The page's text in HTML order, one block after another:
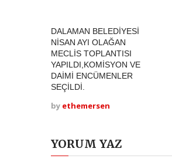
DALAMAN BELEDİYESİ
NİSAN AYI OLAĞAN
MECLİS TOPLANTISI
YAPILDI,KOMİSYON VE
DAİMİ ENCÜMENLER
SEÇİLDİ.
by ethemersen
YORUM YAZ